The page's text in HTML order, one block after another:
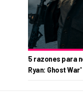
5 razones para
Ryan: Ghost War'